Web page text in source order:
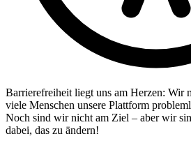
Barrierefreiheit liegt uns am Herzen: Wir
viele Menschen unsere Plattform
Noch sind wir nicht am Ziel – aber wir
dabei, das zu ändern!